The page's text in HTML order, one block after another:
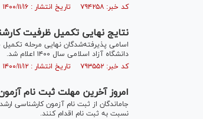
کد خبر: ۷۹۴۲۵۸ تاریخ انتشار : ۱۴۰۰/۱۱/۱۶
نتایج نهایی تکمیل ظرفیت
اسامی پذیرفته‌شدگان نهایی مرحله
دانشگاه آزاد اسلامی سال ۱۴۰۰ اعلام شد.
کد خبر: ۷۹۳۵۵۲ تاریخ انتشار : ۱۴۰۰/۱۱/۱۲
امروز آخرین مهلت ثبت نام
نسبت به ثبت نام اقدام کنند.